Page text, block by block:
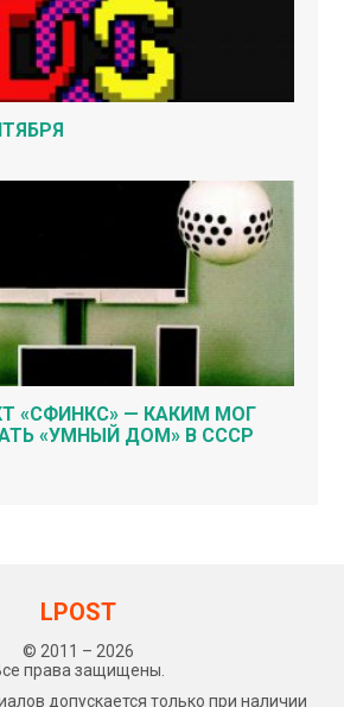
«СФИНКС» — КАКИМ МОГ
«УМНЫЙ ДОМ» В СССР
LPOST
© 2011 – 2026
права защищены.
допускается только при наличии